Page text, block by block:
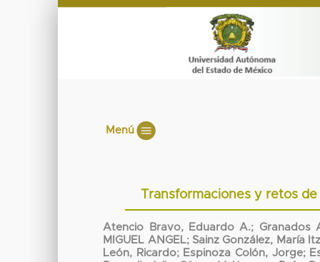
Menú
Transformaciones y retos
Atencio Bravo, Eduardo A.; Granados
MIGUEL ANGEL; Sainz González, María
León, Ricardo; Espinoza Colón, Jorge;